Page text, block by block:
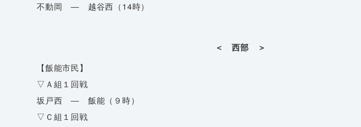
不動岡 ― 越谷西（14時）
＜ 西部 ＞
【飯能市民】
▽Ａ組１回戦
坂戸西 ― 飯能（９時）
▽Ｃ組１回戦